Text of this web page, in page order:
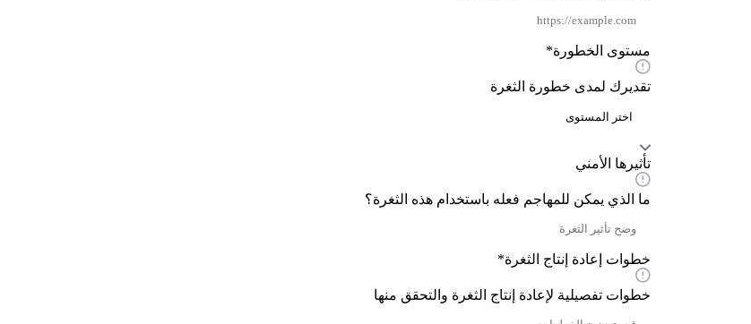
مستوى الخطورة*
تقديرك لمدى خطورة الثغرة
تأثيرها الأمني
ما الذي يمكن للمهاجم فعله باستخدام هذه الثغرة؟
خطوات إعادة إنتاج الثغرة*
خطوات تفصيلية لإعادة إنتاج الثغرة والتحقق منها